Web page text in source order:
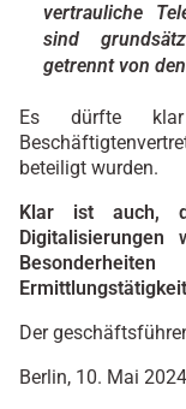
vertrauliche
sind
getrennt von
Es dürfte
beteiligt wurden.
Klar ist auch,
Der
Berlin, 10. Mai 2024